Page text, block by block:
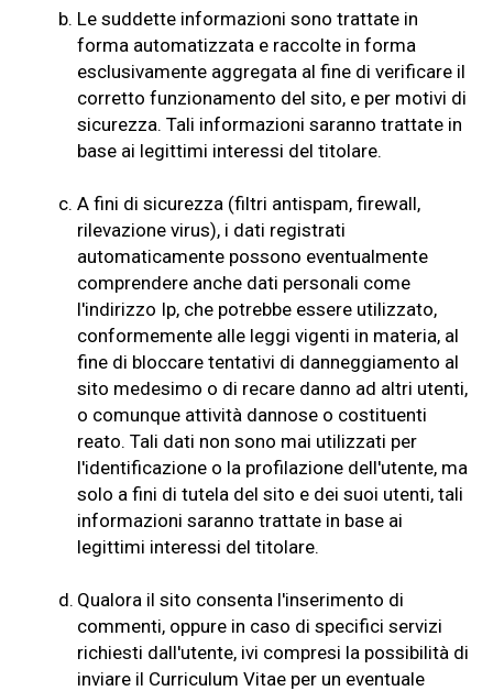
b. Le suddette informazioni sono trattate in
forma automatizzata e raccolte in forma
esclusivamente aggregata al fine di verificare il
corretto funzionamento del sito, e per motivi di
sicurezza. Tali informazioni saranno trattate in
base ai legittimi interessi del titolare.
c. A fini di sicurezza (filtri antispam, firewall,
rilevazione virus), i dati registrati
automaticamente possono eventualmente
comprendere anche dati personali come
l'indirizzo Ip, che potrebbe essere utilizzato,
conformemente alle leggi vigenti in materia, al
fine di bloccare tentativi di danneggiamento al
sito medesimo o di recare danno ad altri utenti,
o comunque attività dannose o costituenti
reato. Tali dati non sono mai utilizzati per
l'identificazione o la profilazione dell'utente, ma
solo a fini di tutela del sito e dei suoi utenti, tali
informazioni saranno trattate in base ai
legittimi interessi del titolare.
d. Qualora il sito consenta l'inserimento di
commenti, oppure in caso di specifici servizi
richiesti dall'utente, ivi compresi la possibilità di
inviare il Curriculum Vitae per un eventuale